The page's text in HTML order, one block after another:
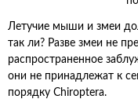
Летучие мыши и змеи
так ли? Разве змеи не
распространенное
они не принадлежат к
порядку Chiroptera.